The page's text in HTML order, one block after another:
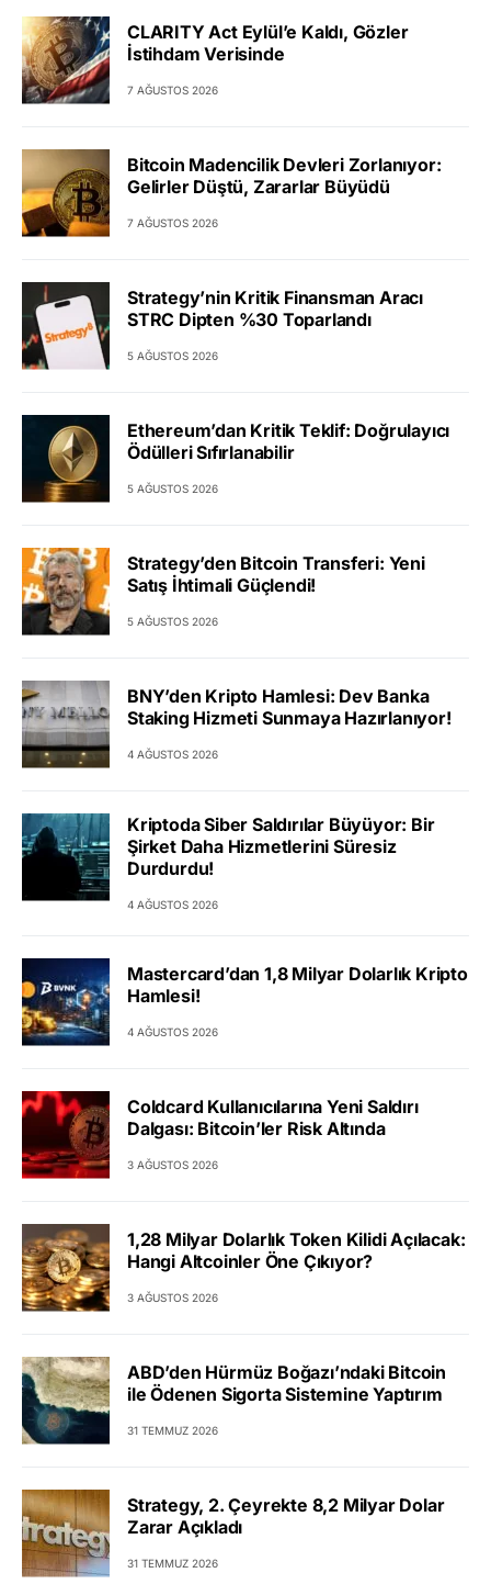
CLARITY Act Eylül’e Kaldı, Gözler
İstihdam Verisinde
7 AĞUSTOS 2026
Bitcoin Madencilik Devleri Zorlanıyor:
Gelirler Düştü, Zararlar Büyüdü
7 AĞUSTOS 2026
Strategy’nin Kritik Finansman Aracı
STRC Dipten %30 Toparlandı
5 AĞUSTOS 2026
Ethereum’dan Kritik Teklif: Doğrulayıcı
Ödülleri Sıfırlanabilir
5 AĞUSTOS 2026
Strategy’den Bitcoin Transferi: Yeni
Satış İhtimali Güçlendi!
5 AĞUSTOS 2026
BNY’den Kripto Hamlesi: Dev Banka
Staking Hizmeti Sunmaya Hazırlanıyor!
4 AĞUSTOS 2026
Kriptoda Siber Saldırılar Büyüyor: Bir
Şirket Daha Hizmetlerini Süresiz
Durdurdu!
4 AĞUSTOS 2026
Mastercard’dan 1,8 Milyar Dolarlık Kripto
Hamlesi!
4 AĞUSTOS 2026
Coldcard Kullanıcılarına Yeni Saldırı
Dalgası: Bitcoin’ler Risk Altında
3 AĞUSTOS 2026
1,28 Milyar Dolarlık Token Kilidi Açılacak:
Hangi Altcoinler Öne Çıkıyor?
3 AĞUSTOS 2026
ABD’den Hürmüz Boğazı’ndaki Bitcoin
ile Ödenen Sigorta Sistemine Yaptırım
31 TEMMUZ 2026
Strategy, 2. Çeyrekte 8,2 Milyar Dolar
Zarar Açıkladı
31 TEMMUZ 2026